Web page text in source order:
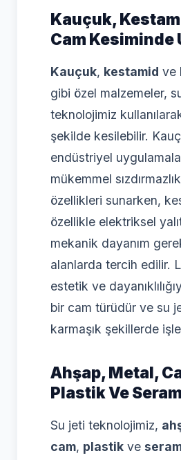
Kauçuk,
Cam Kesiminde
Kauçuk, kestamid ve
gibi özel malzemeler,
teknolojimiz
şekilde kesilebilir.
endüstriyel
mükemmel
özellikleri sunarken,
özellikle elektriksel
mekanik dayanım
alanlarda tercih edilir.
estetik ve
bir cam türüdür ve su
karmaşık şekillerde
Ahşap, Metal,
Plastik Ve
Su jeti teknolojimiz,
cam, plastik ve